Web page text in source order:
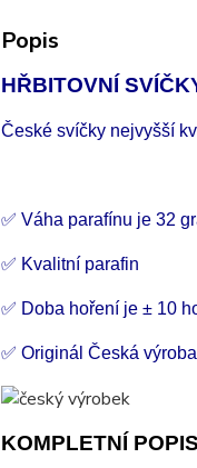
Popis
HŘBITOVNÍ
České svíčky nejvyšší
✅ Váha parafínu je 32
✅ Kvalitní parafin
✅ Doba hoření je ± 10
✅ Originál Česká výroba
KOMPLETNÍ